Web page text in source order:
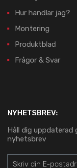
Hur handlar jag?
Montering
Produktblad
Frågor & Svar
NYHETSBREV:
Håll dig uppdaterad
nyhetsbrev